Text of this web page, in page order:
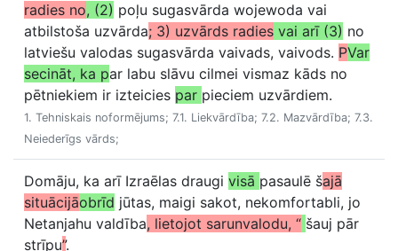
radies no, (2) poļu sugasvārda wojewoda vai
atbilstoša uzvārda; 3) uzvārds radies vai arī (3) no
latviešu valodas sugasvārda vaivads, vaivods. PVar
secināt, ka par labu slāvu cilmei vismaz kāds no
pētniekiem ir izteicies par pieciem uzvārdiem.
1. Tehniskais noformējums; 7.1. Liekvārdība; 7.2. Mazvārdība; 7.3.
Neiederīgs vārds;
Domāju, ka arī Izraēlas draugi visā pasaulē šajā
situācijāobrīd jūtas, maigi sakot, nekomfortabli, jo
Netanjahu valdība, lietojot sarunvalodu, “ šauj pār
strīpu”.